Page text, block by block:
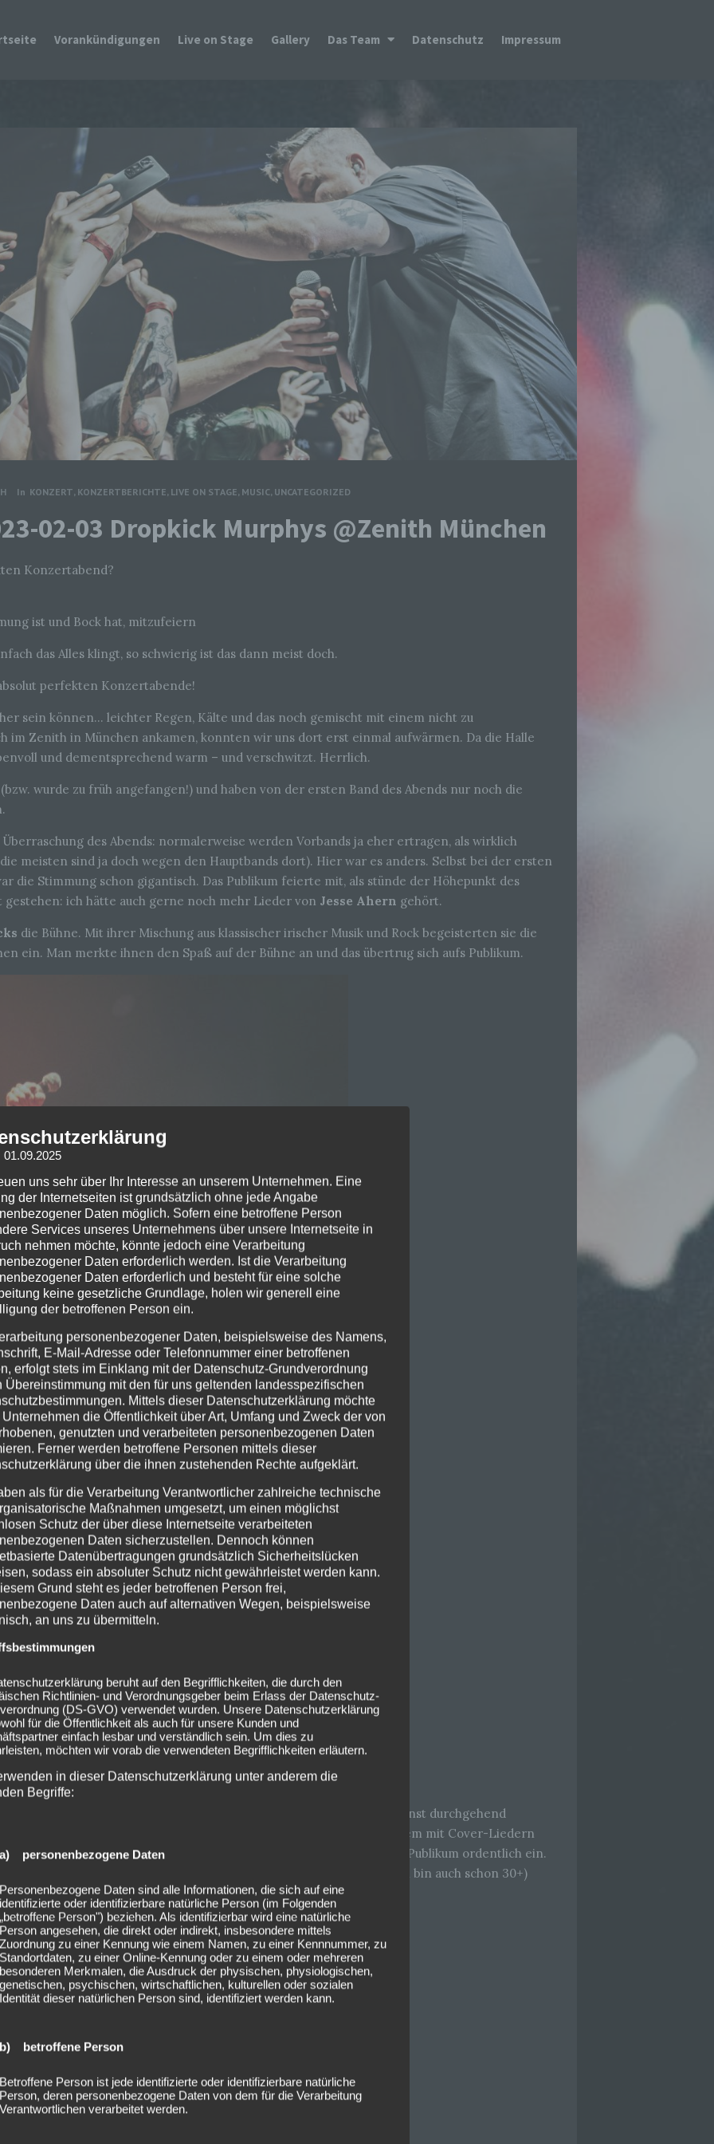
Vorankündigungen Live on Stage Gallery Das Team Datenschutz Impressum
In KONZERT, KONZERTBERICHTE, LIVE ON STAGE, MUSIC, UNCATEGORIZED
02-03 Dropkick Murphys @Zenith München
Konzertabend?
ist und Bock hat, mitzufeiern
das Alles klingt, so schwierig ist das dann meist doch.
perfekten Konzertabende!
sein können… leichter Regen, Kälte und das noch gemischt mit einem nicht zu
im Zenith in München ankamen, konnten wir uns dort erst einmal aufwärmen. Da die Halle
und dementsprechend warm – und verschwitzt. Herrlich.
wurde zu früh angefangen!) und haben von der ersten Band des Abends nur noch die
des Abends: normalerweise werden Vorbands ja eher ertragen, als wirklich
meisten sind ja doch wegen den Hauptbands dort). Hier war es anders. Selbst bei der ersten
die Stimmung schon gigantisch. Das Publikum feierte mit, als stünde der Höhepunkt des
gestehen: ich hätte auch gerne noch mehr Lieder von Jesse Ahern gehört.
die Bühne. Mit ihrer Mischung aus klassischer irischer Musik und Rock begeisterten sie die
ein. Man merkte ihnen den Spaß auf der Bühne an und das übertrug sich aufs Publikum.
Punkmusik waren sie musikalisch ein wenig die Außenseiter des sonst durchgehend
aber absolut keinen Abbruch geleistet. Eher im Gegenteil. Vor allem mit Cover-Liedern
– die halt wirklich auch jeder mitsingen konnte – heizten sie dem Publikum ordentlich ein.
Musik gemacht haben, als ich noch gar nicht geboren wurde… (und ich bin auch schon 30+)
Bühne!
01.09.2025
uns sehr über Ihr Interesse an unserem Unternehmen. Eine
der Internetseiten ist grundsätzlich ohne jede Angabe
Daten möglich. Sofern eine betroffene Person
Services unseres Unternehmens über unsere Internetseite in
nehmen möchte, könnte jedoch eine Verarbeitung
Daten erforderlich werden. Ist die Verarbeitung
Daten erforderlich und besteht für eine solche
keine gesetzliche Grundlage, holen wir generell eine
der betroffenen Person ein.
personenbezogener Daten, beispielsweise des Namens,
E-Mail-Adresse oder Telefonnummer einer betroffenen
erfolgt stets im Einklang mit der Datenschutz-Grundverordnung
Übereinstimmung mit den für uns geltenden landesspezifischen
Mittels dieser Datenschutzerklärung möchte
die Öffentlichkeit über Art, Umfang und Zweck der von
genutzten und verarbeiteten personenbezogenen Daten
Ferner werden betroffene Personen mittels dieser
über die ihnen zustehenden Rechte aufgeklärt.
als für die Verarbeitung Verantwortlicher zahlreiche technische
Maßnahmen umgesetzt, um einen möglichst
Schutz der über diese Internetseite verarbeiteten
Daten sicherzustellen. Dennoch können
Datenübertragungen grundsätzlich Sicherheitslücken
sodass ein absoluter Schutz nicht gewährleistet werden kann.
Grund steht es jeder betroffenen Person frei,
Daten auch auf alternativen Wegen, beispielsweise
an uns zu übermitteln.
beruht auf den Begrifflichkeiten, die durch den
Richtlinien- und Verordnungsgeber beim Erlass der Datenschutz-
(DS-GVO) verwendet wurden. Unsere Datenschutzerklärung
für die Öffentlichkeit als auch für unsere Kunden und
einfach lesbar und verständlich sein. Um dies zu
möchten wir vorab die verwendeten Begrifflichkeiten erläutern.
in dieser Datenschutzerklärung unter anderem die
Begriffe:
a) personenbezogene Daten
Personenbezogene Daten sind alle Informationen, die sich auf eine
identifizierte oder identifizierbare natürliche Person (im Folgenden
„betroffene Person") beziehen. Als identifizierbar wird eine natürliche
Person angesehen, die direkt oder indirekt, insbesondere mittels
Zuordnung zu einer Kennung wie einem Namen, zu einer Kennnummer, zu
Standortdaten, zu einer Online-Kennung oder zu einem oder mehreren
besonderen Merkmalen, die Ausdruck der physischen, physiologischen,
genetischen, psychischen, wirtschaftlichen, kulturellen oder sozialen
Identität dieser natürlichen Person sind, identifiziert werden kann.
b) betroffene Person
Betroffene Person ist jede identifizierte oder identifizierbare natürliche
Person, deren personenbezogene Daten von dem für die Verarbeitung
Verantwortlichen verarbeitet werden.